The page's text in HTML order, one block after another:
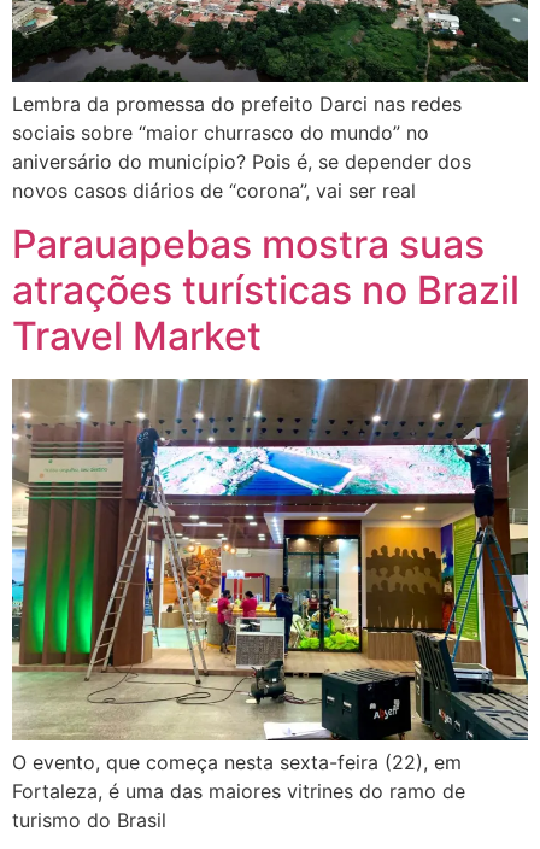
Lembra da promessa do prefeito Darci nas redes
sociais sobre “maior churrasco do mundo” no
aniversário do município? Pois é, se depender dos
novos casos diários de “corona”, vai ser real
Parauapebas mostra suas
atrações turísticas no Brazil
Travel Market
O evento, que começa nesta sexta-feira (22), em
Fortaleza, é uma das maiores vitrines do ramo de
turismo do Brasil